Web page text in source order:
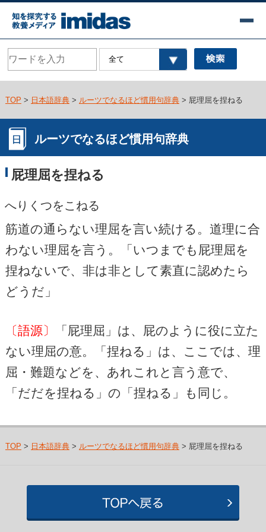
TOP > 日本語辞典> ルーツでなるほど慣用句辞典> 屁理屈を捏ねる
ルーツでなるほど慣用句辞典
屁理屈を捏ねる
へりくつをこねる
筋道の通らない理屈を言い続ける。道理に合
わない理屈を言う。「いつまでも屁理屈を
捏ねないで、非は非として素直に認めたら
どうだ」
〔語源〕
「屁理屈」は、屁のように役に立た
ない理屈の意。「捏ねる」は、ここでは、理
屈・難題などを、あれこれと言う意で、
「だだを捏ねる」の「捏ねる」も同じ。
TOP > 日本語辞典> ルーツでなるほど慣用句辞典> 屁理屈を捏ねる